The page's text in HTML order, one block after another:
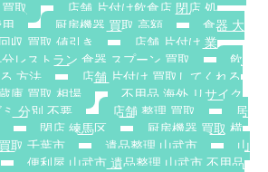
取
店舗 片付け飲食店 閉店 処
厨房機器 買取 高額
食器 大
収 買取 値引き
店舗 片付け 業
レストラン 食器 スプーン 買取
飲
方法
店舗 片付け 買取してくれる
庫 買取 相場
不用品 海外 リサイク
分別 不要 店舗 整理 買取
居
閉店 練馬区
厨房機器 買取 横
取 千葉市 遺品整理 山武市
山
便利屋 山武市 遺品整理 山武市 不用品